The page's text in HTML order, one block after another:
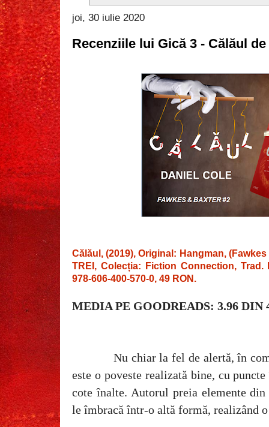
joi, 30 iulie 2020
Recenziile lui Gică 3 - Călăul
Călăul, (2019), Original: Hangman,
TREI, Colecția: Fiction Connection, Trad.
978-606-400-570-0, 49 RON.
MEDIA PE GOODREADS: 3.96 DIN
Nu chiar la fel de alertă, în
este o poveste realizată bine, cu
cote înalte. Autorul preia elemente
le îmbracă într-o altă formă, realizând